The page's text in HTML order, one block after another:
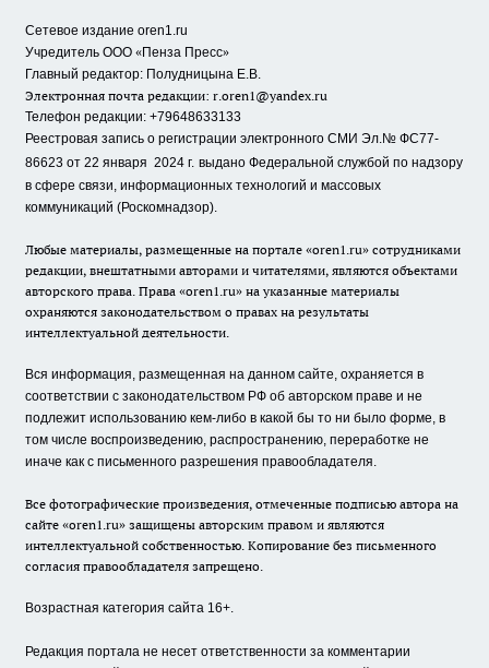
Сетевое издание oren1.ru
Учредитель ООО «Пенза Пресс»
Главный редактор: Полудницына Е.В.
Электронная почта редакции: r.oren1@yandex.ru
Телефон редакции: +79648633133
Реестровая запись о регистрации электронного СМИ Эл.№ ФС77-
86623 от 22 января 2024 г. выдано Федеральной службой по надзору
в сфере связи, информационных технологий и массовых
коммуникаций (Роскомнадзор).
Любые материалы, размещенные на портале «oren1.ru» сотрудниками
редакции, внештатными авторами и читателями, являются объектами
авторского права. Права «oren1.ru» на указанные материалы
охраняются законодательством о правах на результаты
интеллектуальной деятельности.
Вся информация, размещенная на данном сайте, охраняется в
соответствии с законодательством РФ об авторском праве и не
подлежит использованию кем-либо в какой бы то ни было форме, в
том числе воспроизведению, распространению, переработке не
иначе как с письменного разрешения правообладателя.
Все фотографические произведения, отмеченные подписью автора на
сайте «oren1.ru» защищены авторским правом и являются
интеллектуальной собственностью. Копирование без письменного
согласия правообладателя запрещено.
Возрастная категория сайта 16+.
Редакция портала не несет ответственности за комментарии